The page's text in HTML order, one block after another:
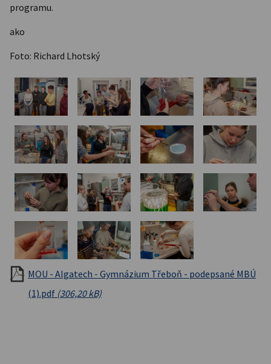
programu.
ako
Foto: Richard Lhotský
MOU - Algatech - Gymnázium Třeboň - podepsané MBÚ
(1).pdf (306,20 kB)